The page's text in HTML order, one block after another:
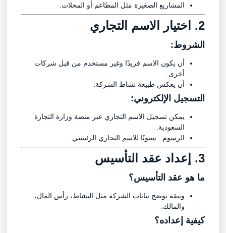
المشاريع الصغيرة مثل المطاعم أو المحلات.
2. اختيار الاسم التجاري
الشروط:
أن يكون الاسم فريدًا وغير مستخدم من قبل شركات
أخرى.
أن يعكس طبيعة نشاط الشركة.
التسجيل الإلكتروني:
يمكن تسجيل الاسم التجاري عبر منصة وزارة التجارة
السعودية.
الرسوم: سنويًا للاسم التجاري الرئيسي.
3. إعداد عقد التأسيس
ما هو عقد التأسيس؟
وثيقة توضح بيانات الشركة مثل النشاط، رأس المال،
والمالك.
كيفية إعداده؟